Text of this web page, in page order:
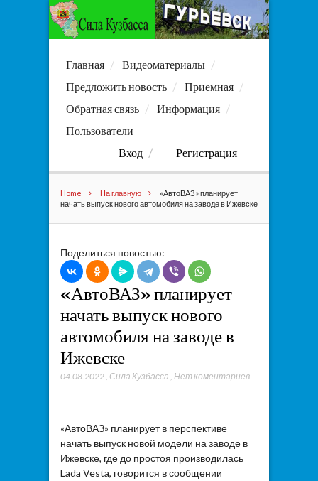
Главная
Видеоматериалы
Предложить новость
Приемная
Обратная связь
Информация
Пользователи
Вход
Регистрация
Home На главную
«АвтоВАЗ» планирует
начать выпуск нового автомобиля на заводе в Ижевске
Поделиться новостью:
«АвтоВАЗ» планирует
начать выпуск нового
автомобиля на заводе в
Ижевске
04.08.2022, Сила Кузбасса Нет коментариев
«АвтоВАЗ» планирует в перспективе
начать выпуск новой модели на заводе в
Ижевске, где до простоя производилась
Lada Vesta, говорится в сообщении